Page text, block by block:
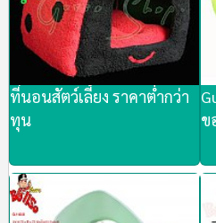
ที่นอนสัตว์เลี้ยง ราคาต่ำกว่า
ทุน
ข